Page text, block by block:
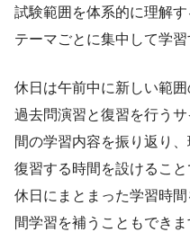
試験範囲を体系的に理解
テーマごとに集中して学習
休日は午前中に新しい範
過去問演習と復習を行う
間の学習内容を振り返り
復習する時間を設けるこ
休日にまとまった学習時
間学習を補うこともできま